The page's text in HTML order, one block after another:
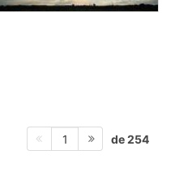
1 de 254